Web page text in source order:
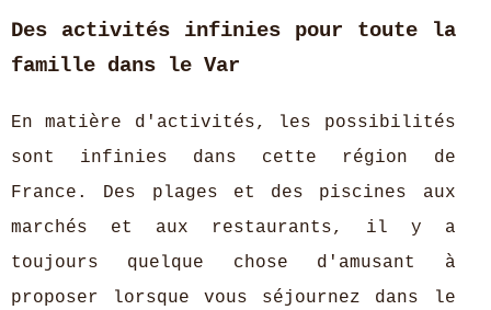
Des activités infinies pour toute la
famille dans le Var
En matière d'activités, les possibilités
sont infinies dans cette région de
France. Des plages et des piscines aux
marchés et aux restaurants, il y a
toujours quelque chose d'amusant à
proposer lorsque vous séjournez dans le